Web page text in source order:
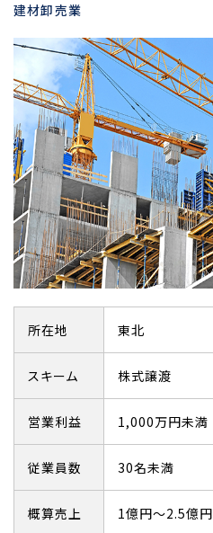
建材卸売業
所在地 東北
スキーム 株式譲渡
営業利益 1,000万円未満
従業員数 30名未満
概算売上 1億円～2.5億円